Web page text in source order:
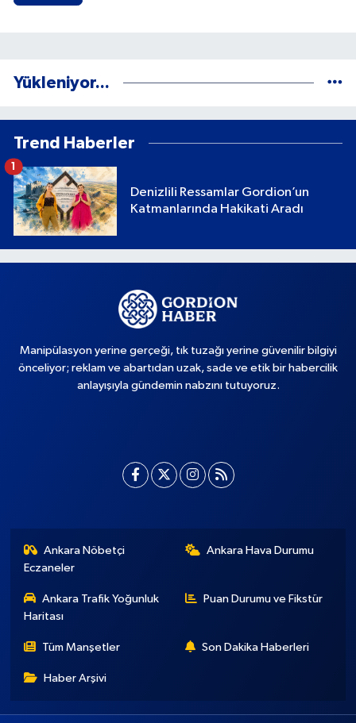
Yükleniyor...
Trend Haberler
Denizlili Ressamlar Gordion’un
Katmanlarında Hakikati Aradı
1
Manipülasyon yerine gerçeği, tık tuzağı yerine güvenilir bilgiyi
önceliyor; reklam ve abartıdan uzak, sade ve etik bir habercilik
anlayışıyla gündemin nabzını tutuyoruz.
Ankara Nöbetçi
Eczaneler
Ankara Hava Durumu
Ankara Trafik Yoğunluk
Haritası
Puan Durumu ve Fikstür
Tüm Manşetler Son Dakika Haberleri
Haber Arşivi